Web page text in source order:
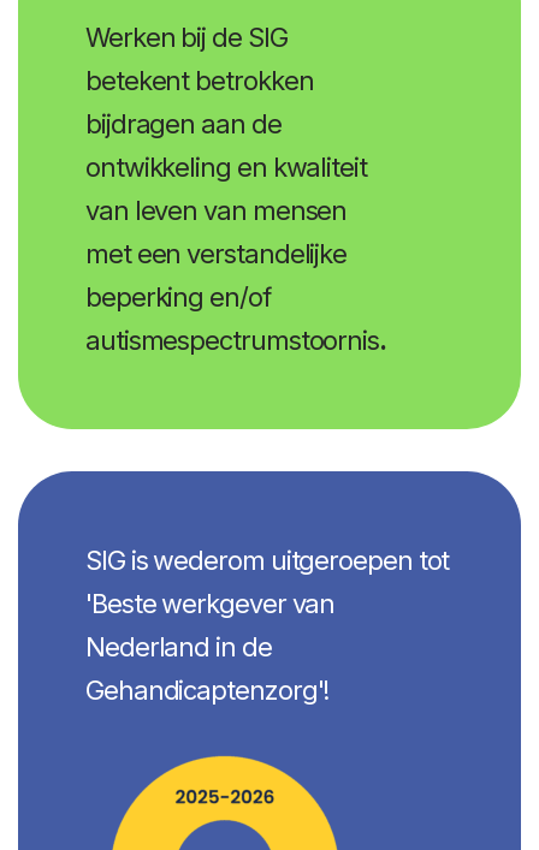
Werken bij de SIG
betekent betrokken
bijdragen aan de
ontwikkeling en kwaliteit
van leven van mensen
met een verstandelijke
beperking en/of
autismespectrumstoornis.
SIG is wederom uitgeroepen tot
'Beste werkgever van
Nederland in de
Gehandicaptenzorg'!